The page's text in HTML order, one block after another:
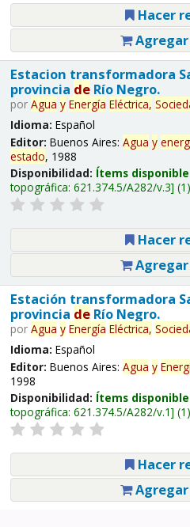
Hacer
Estacion transformadora
provincia deRío Negro.
por Agua y Energía Eléctrica,
Idioma: Español
Editor: Buenos Aires: Agua y
estado, 1988
Disponibilidad: Ítems
topográfica: 621.374.5/A282/v.3
Hacer
Estación transformadora
provincia deRío Negro.
por Agua y Energía Eléctrica,
Idioma: Español
Editor: Buenos Aires: Agua y
1998
Disponibilidad: Ítems
topográfica: 621.374.5/A282/v.1
Hacer